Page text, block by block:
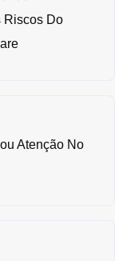
Riscos Do
Atenção No